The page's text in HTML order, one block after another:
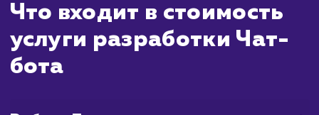
включает несколько этапов и потребует от
времени на тщательное
проектирование,